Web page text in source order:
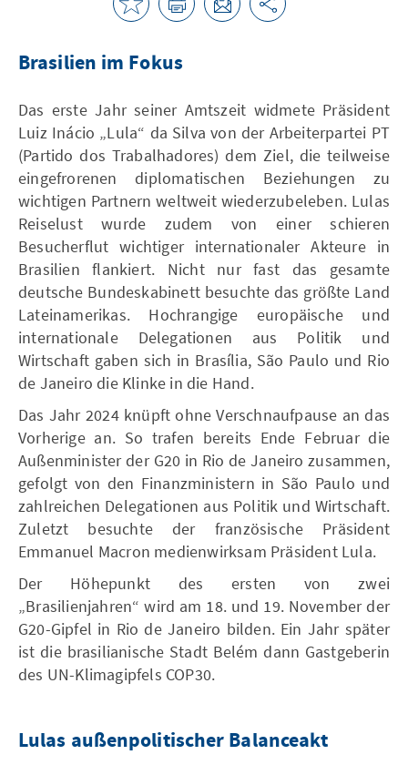
Brasilien im Fokus
Das erste Jahr seiner Amtszeit widmete Präsident
Luiz Inácio „Lula“ da Silva von der Arbeiterpartei PT
(Partido dos Trabalhadores) dem Ziel, die teilweise
eingefrorenen diplomatischen Beziehungen zu
wichtigen Partnern weltweit wiederzubeleben. Lulas
Reiselust wurde zudem von einer schieren
Besucherflut wichtiger internationaler Akteure in
Brasilien flankiert. Nicht nur fast das gesamte
deutsche Bundeskabinett besuchte das größte Land
Lateinamerikas. Hochrangige europäische und
internationale Delegationen aus Politik und
Wirtschaft gaben sich in Brasília, São Paulo und Rio
de Janeiro die Klinke in die Hand.
Das Jahr 2024 knüpft ohne Verschnaufpause an das
Vorherige an. So trafen bereits Ende Februar die
Außenminister der G20 in Rio de Janeiro zusammen,
gefolgt von den Finanzministern in São Paulo und
zahlreichen Delegationen aus Politik und Wirtschaft.
Zuletzt besuchte der französische Präsident
Emmanuel Macron medienwirksam Präsident Lula.
Der Höhepunkt des ersten von zwei
„Brasilienjahren“ wird am 18. und 19. November der
G20-Gipfel in Rio de Janeiro bilden. Ein Jahr später
ist die brasilianische Stadt Belém dann Gastgeberin
des UN-Klimagipfels COP30.
Lulas außenpolitischer Balanceakt